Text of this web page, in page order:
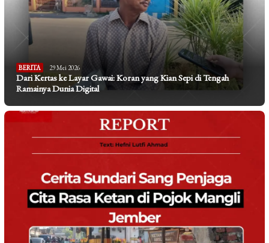
BERITA 29 Mei 2026
Dari Kertas ke Layar Gawai: Koran yang Kian Sepi di Tengah
Ramainya Dunia Digital